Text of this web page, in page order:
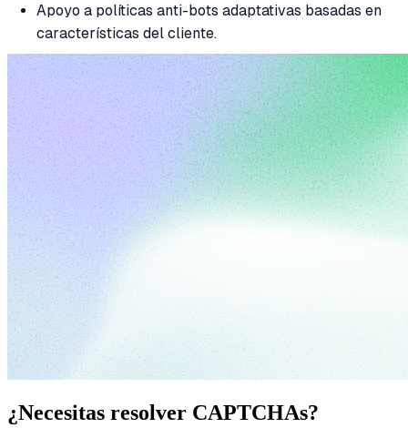
Apoyo a políticas anti-bots adaptativas basadas en
características del cliente.
¿Necesitas resolver CAPTCHAs?